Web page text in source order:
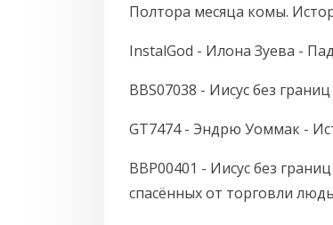
Полтора месяца комы.
InstalGod - Илона Зуева -
BBS07038 - Иисус без
GT7474 - Эндрю Уоммак -
BBP00401 - Иисус без
спасённых от торговли